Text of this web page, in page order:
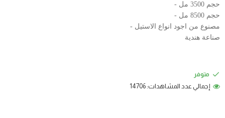
حجم 3500 مل -
حجم 8500 مل -
مصنوع من اجود انواع الاستيل -
صناعة هندية
متوفر
إجمالي عدد المشاهدات: 14706